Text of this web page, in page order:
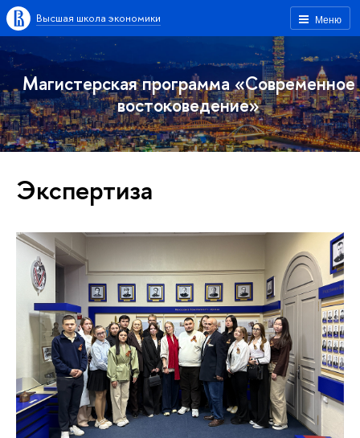
Меню
Высшая школа экономики
Магистерская программа «Современное
востоковедение»
Экспертиза